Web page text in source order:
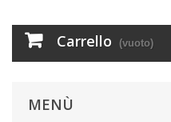
Carrello (vuoto)
MENÙ